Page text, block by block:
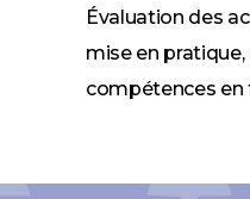
Évaluation des
mise en
compétences